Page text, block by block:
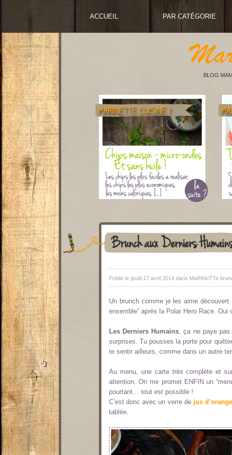
ACCUEIL PAR CATÉGORIE
BLOG
Brunch aux Derniers
Publié le jeudi 17 avril 2014 dans MaRiNeTTe
Un brunch comme je les aime
ensemble” après la Polar Hero Race.
Les Derniers Humains, ça ne paye pas
surprises. Tu pousses la porte pour
te sentir ailleurs, comme dans un autre
Au menu, une carte très complète et
attention. On me promet ENFIN un
pourtant… tout est possible !
C’est donc avec un verre de jus d’orange
tablée.